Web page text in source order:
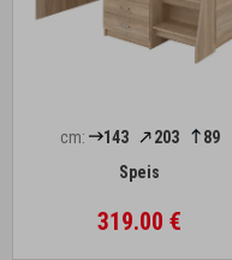
cm: 143 203
89
Speis
319.00 €